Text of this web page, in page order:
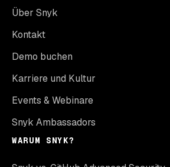
Über Snyk
Kontakt
Demo buchen
Karriere und Kultur
Events & Webinare
Snyk Ambassadors
WARUM SNYK?